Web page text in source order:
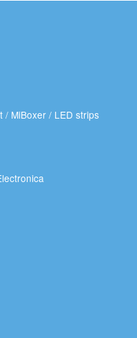
/ MiBoxer / LED strips